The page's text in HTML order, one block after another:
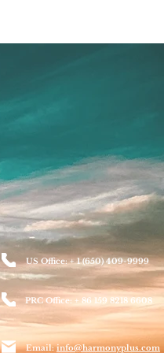
US Office: + 1 (650) 409-9999
PRC Office: + 86 159 8218 6608
Email:info@harmonyplus.com